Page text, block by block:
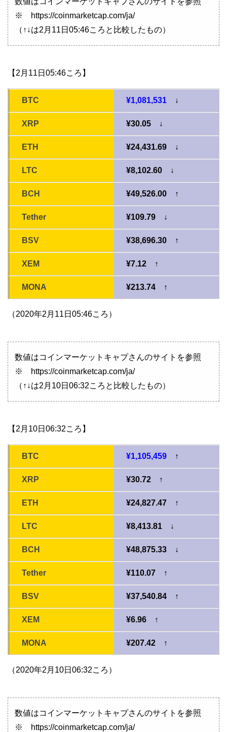
※ https://coinmarketcap.com/ja/
（↑↓は2月11日05:46ころと比較したもの）
【2月11日05:46ころ】
BTC ¥1,081,531 ↓
XRP ¥30.05 ↓
ETH ¥24,431.69 ↓
LTC ¥8,102.60 ↓
BCH ¥49,526.00 ↑
Tether ¥109.79 ↓
BSV ¥38,696.30 ↑
XEM ¥7.12 ↑
MONA ¥213.74 ↑
（2020年2月11日05:46ころ）
数値はコインマーケットキャプさんのサイトを参照
※ https://coinmarketcap.com/ja/
（↑↓は2月10日06:32ころと比較したもの）
【2月10日06:32ころ】
BTC ¥1,105,459 ↑
XRP ¥30.72 ↑
ETH ¥24,827.47 ↑
LTC ¥8,413.81 ↓
BCH ¥48,875.33 ↓
Tether ¥110.07 ↑
BSV ¥37,540.84 ↑
XEM ¥6.96 ↑
MONA ¥207.42 ↑
（2020年2月10日06:32ころ）
数値はコインマーケットキャプさんのサイトを参照
※ https://coinmarketcap.com/ja/